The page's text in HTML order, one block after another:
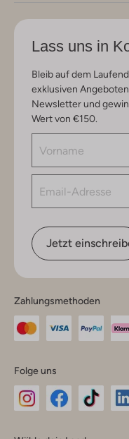
Lass uns in
Bleib auf dem
exklusiven
Newsletter und
Wert von €150.
Jetzt
Zahlungsmethoden
Folge uns